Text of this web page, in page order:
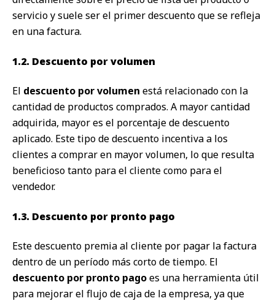
servicio y suele ser el primer descuento que se refleja
en una factura.
1.2. Descuento por volumen
El descuento por volumen está relacionado con la
cantidad de productos comprados. A mayor cantidad
adquirida, mayor es el porcentaje de descuento
aplicado. Este tipo de descuento incentiva a los
clientes a comprar en mayor volumen, lo que resulta
beneficioso tanto para el cliente como para el
vendedor.
1.3. Descuento por pronto pago
Este descuento premia al cliente por pagar la factura
dentro de un período más corto de tiempo. El
descuento por pronto pagoes una herramienta útil
para mejorar el flujo de caja de la empresa, ya que